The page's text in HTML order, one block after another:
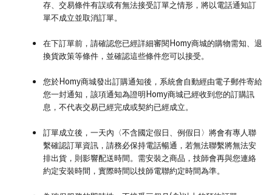
存、交易條件有誤或有無法接受訂單之情形，將以電話通知訂
單不成立並取消訂單。
在下訂單前，請確認您已經詳細審閱Homy商城的購物需知、退
換貨政策等條件，並確認這些條件您可以接受。
您於Homy商城發出訂購通知後，系統會自動經由電子郵件寄給
您一封通知，該項通知為證明 Homy商城已經收到您的訂購訊
息，不代表交易已經完成或契約已經成立。
訂單成立後，一天內〈不含國定假日、例假日〉將會有專人聯
繫確認訂單資訊，請務必保持電話暢通，若無法聯繫將無法安
排出貨，則影響配送時間。需安裝之商品，技師會再與您連絡
約定安裝時間，實際時間以技師電聯約定時間為準。